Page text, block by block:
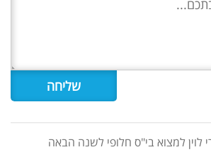
לוין למצוא בי"ס חלופי לשנה הבאה